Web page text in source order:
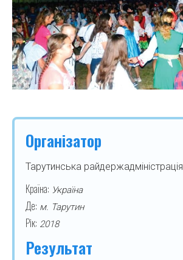
Організатор
Тарутинська райдержадміністрація
Країна: Україна
Де: м. Тарутин
Рік: 2018
Результат